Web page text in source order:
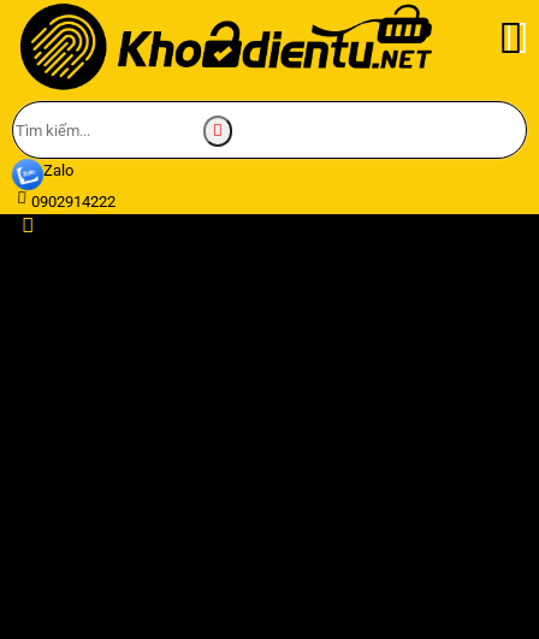
Zalo
0902914222